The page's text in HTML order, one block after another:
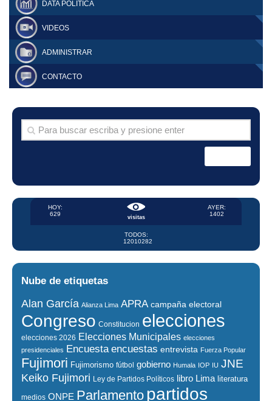
DATA POLÍTICA
VIDEOS
ADMINISTRAR
CONTACTO
visitas
HOY:
629
AYER:
1402
TODOS:
12010282
Nube de etiquetas
Alan García Alianza Lima APRA campaña electoral
Congreso Constitucion elecciones
elecciones 2026 Elecciones Municipales elecciones
presidenciales Encuesta encuestas entrevista Fuerza Popular
Fujimori Fujimorismo fútbol gobierno Humala IOP IU JNE
Keiko Fujimori Ley de Partidos Políticos libro Lima literatura
medios ONPE Parlamento partidos